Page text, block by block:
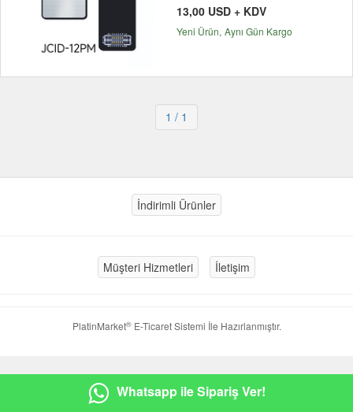
13,00 USD + KDV
Yeni Ürün Aynı Gün Kargo
1 / 1
İndirimli Ürünler
Müşteri Hizmetleri İletişim
PlatinMarket®E-Ticaret Sistemi İle Hazırlanmıştır.
Whatsapp ile Sipariş Ver!